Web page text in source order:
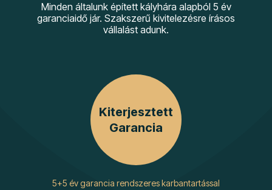
Minden általunk épített kályhára alapból 5 év
garanciaidő jár. Szakszerű kivitelezésre írásos
vállalást adunk.
Kiterjesztett
Garancia
5+5 év garancia rendszeres karbantartással